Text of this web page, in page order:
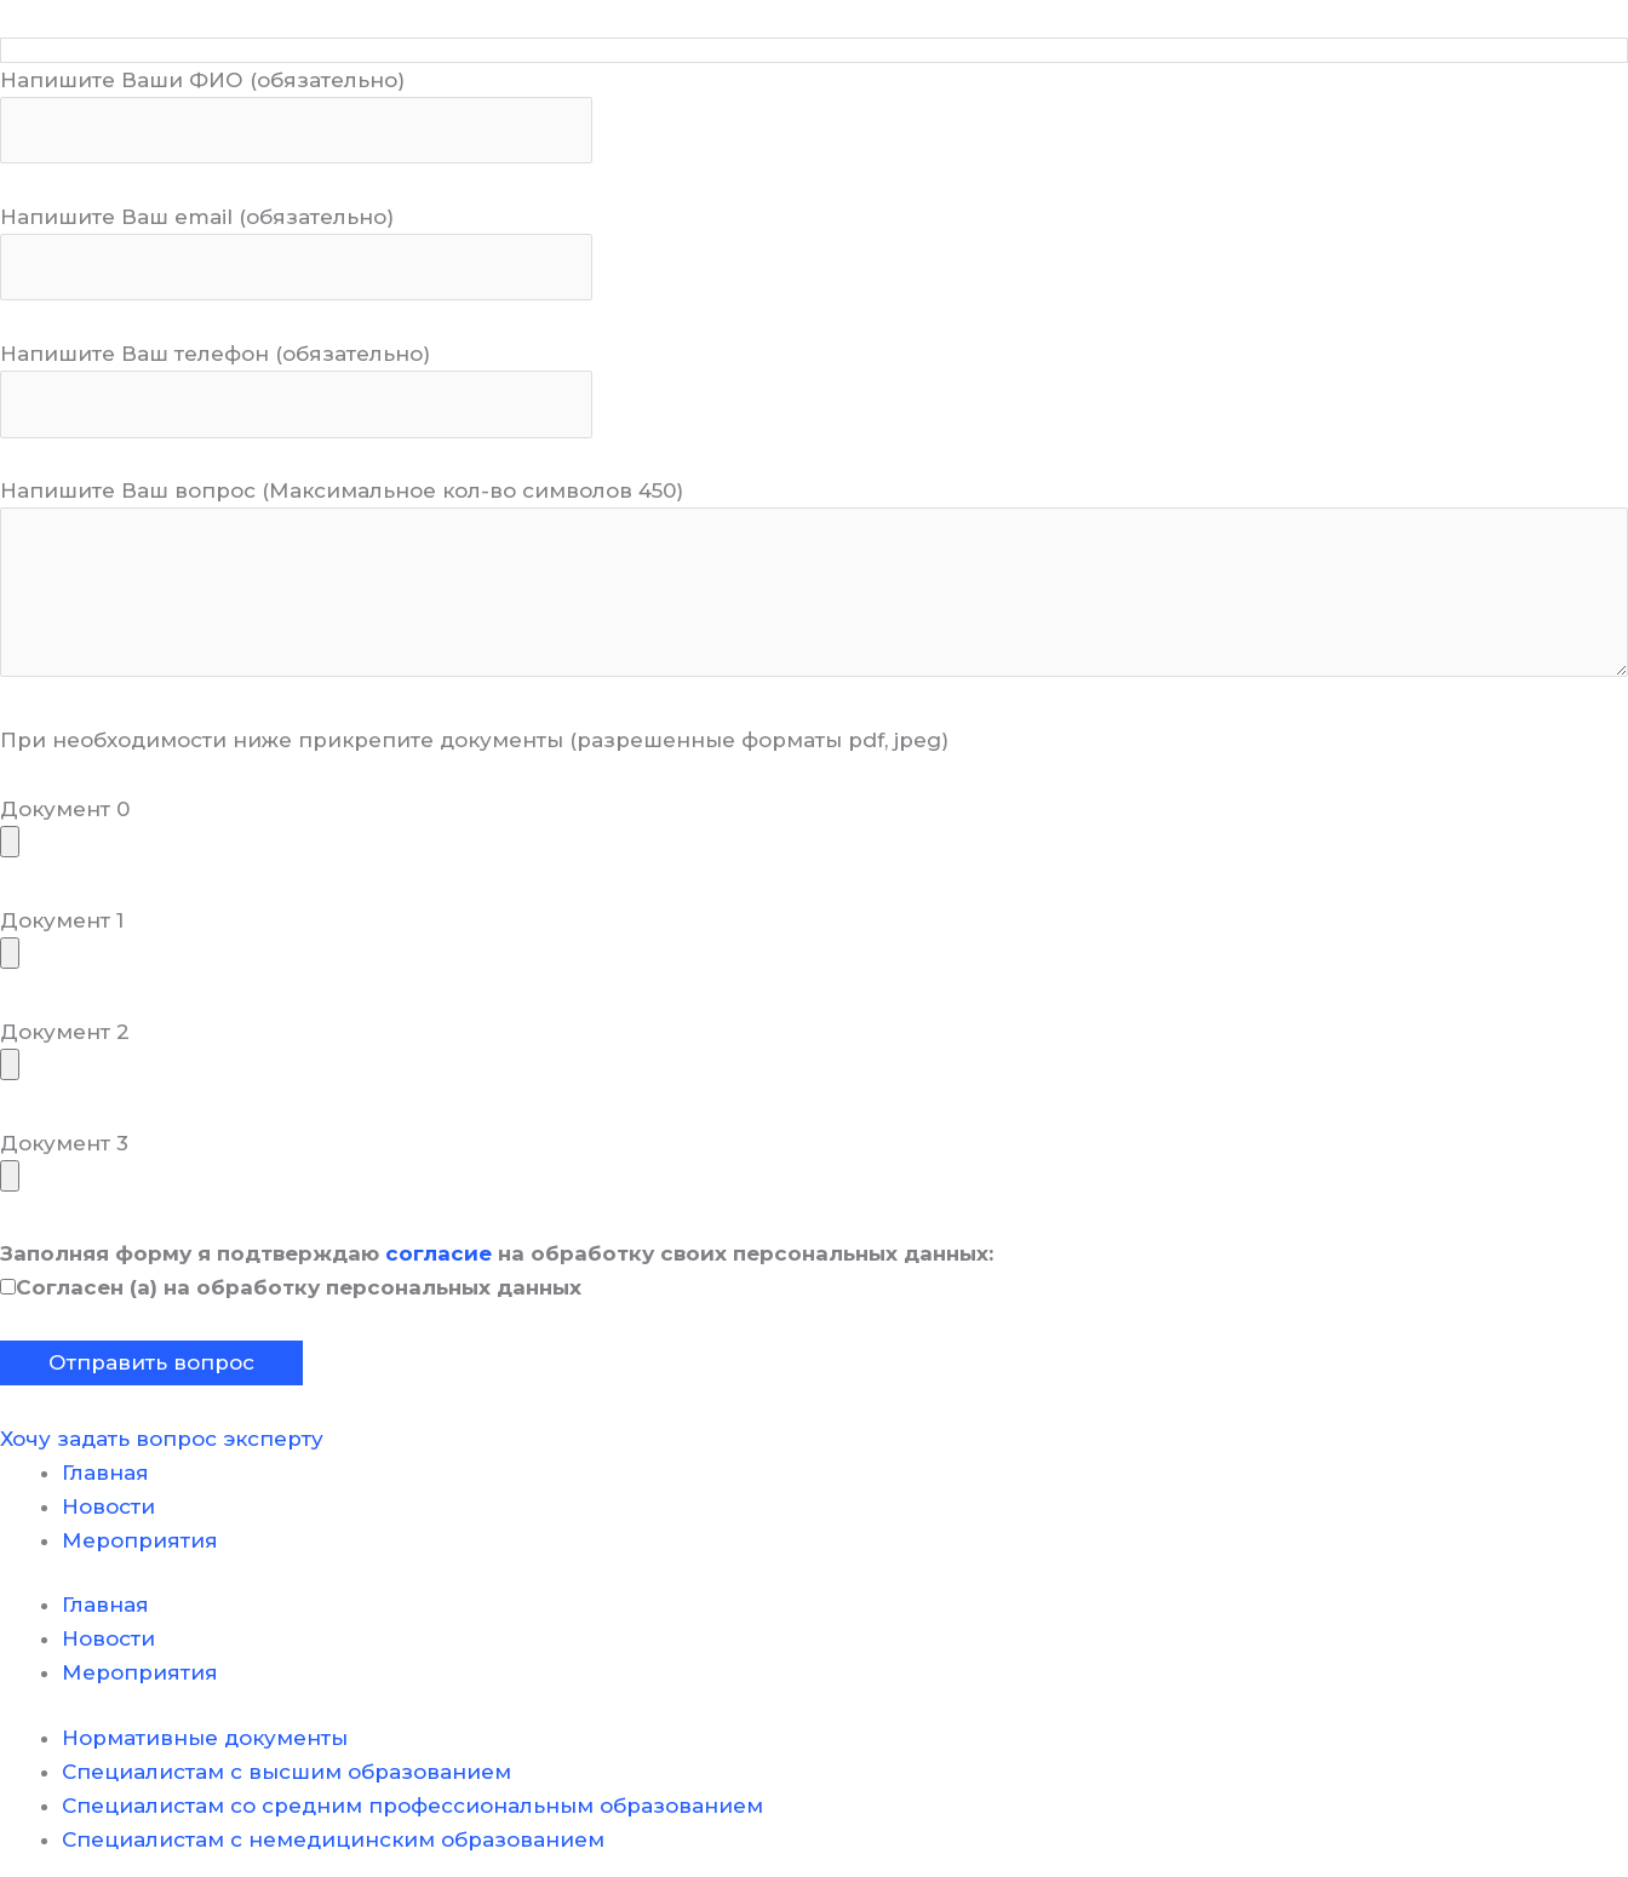
Напишите Ваши ФИО (обязательно)
Напишите Ваш email (обязательно)
Напишите Ваш телефон (обязательно)
Напишите Ваш вопрос (Максимальное кол-во символов 450)
При необходимости ниже прикрепите документы (разрешенные форматы pdf, jpeg)
Документ 0
Документ 1
Документ 2
Документ 3
Заполняя форму я подтверждаю согласие на обработку своих персональных данных:
Согласен (а) на обработку персональных данных
Хочу задать вопрос эксперту
Главная
Новости
Мероприятия
Главная
Новости
Мероприятия
Нормативные документы
Специалистам с высшим образованием
Специалистам со средним профессиональным образованием
Специалистам с немедицинским образованием